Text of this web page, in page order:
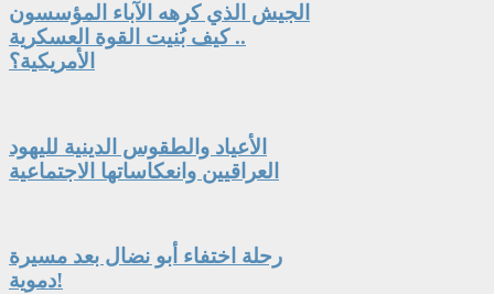
الجيش الذي كرهه الآباء المؤسسون
.. كيف بُنيت القوة العسكرية
الأمريكية؟
الأعياد والطقوس الدينية لليهود
العراقيين وانعكاساتها الاجتماعية
رحلة اختفاء أبو نضال بعد مسيرة
دموية!